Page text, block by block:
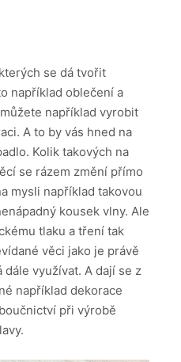
se dá tvořit
například oblečení a
například vyrobit
A to by vás hned na
Kolik takových na
se rázem změní přímo
mysli například takovou
kousek vlny. Ale
tlaku a tření tak
věci jako je právě
využívat. A dají se z
například dekorace
při výrobě